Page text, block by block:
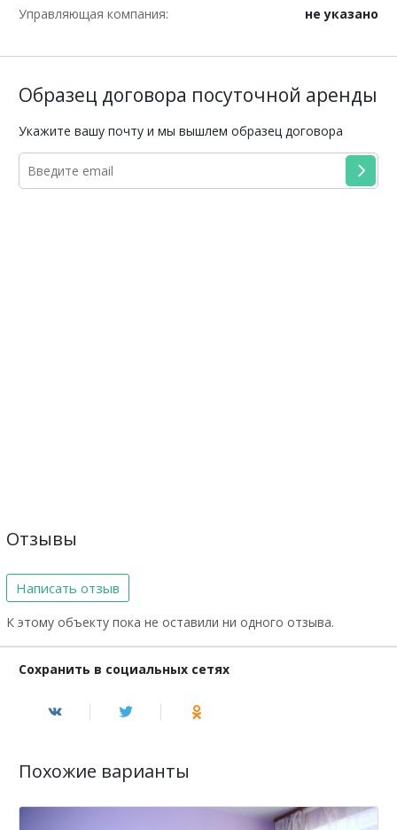
Управляющая компания:
не указано
Образец договора посуточной аренды
Укажите вашу почту и мы вышлем образец договора
Отзывы
Написать отзыв
К этому объекту пока не оставили ни одного отзыва.
Сохранить в социальных сетях
Похожие варианты